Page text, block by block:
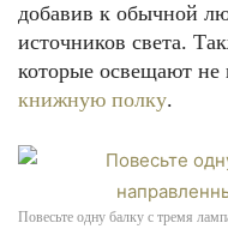
добавив к обычной
источников света.
которые освещают не
книжную полку.
Повесьте одну балку с тремя